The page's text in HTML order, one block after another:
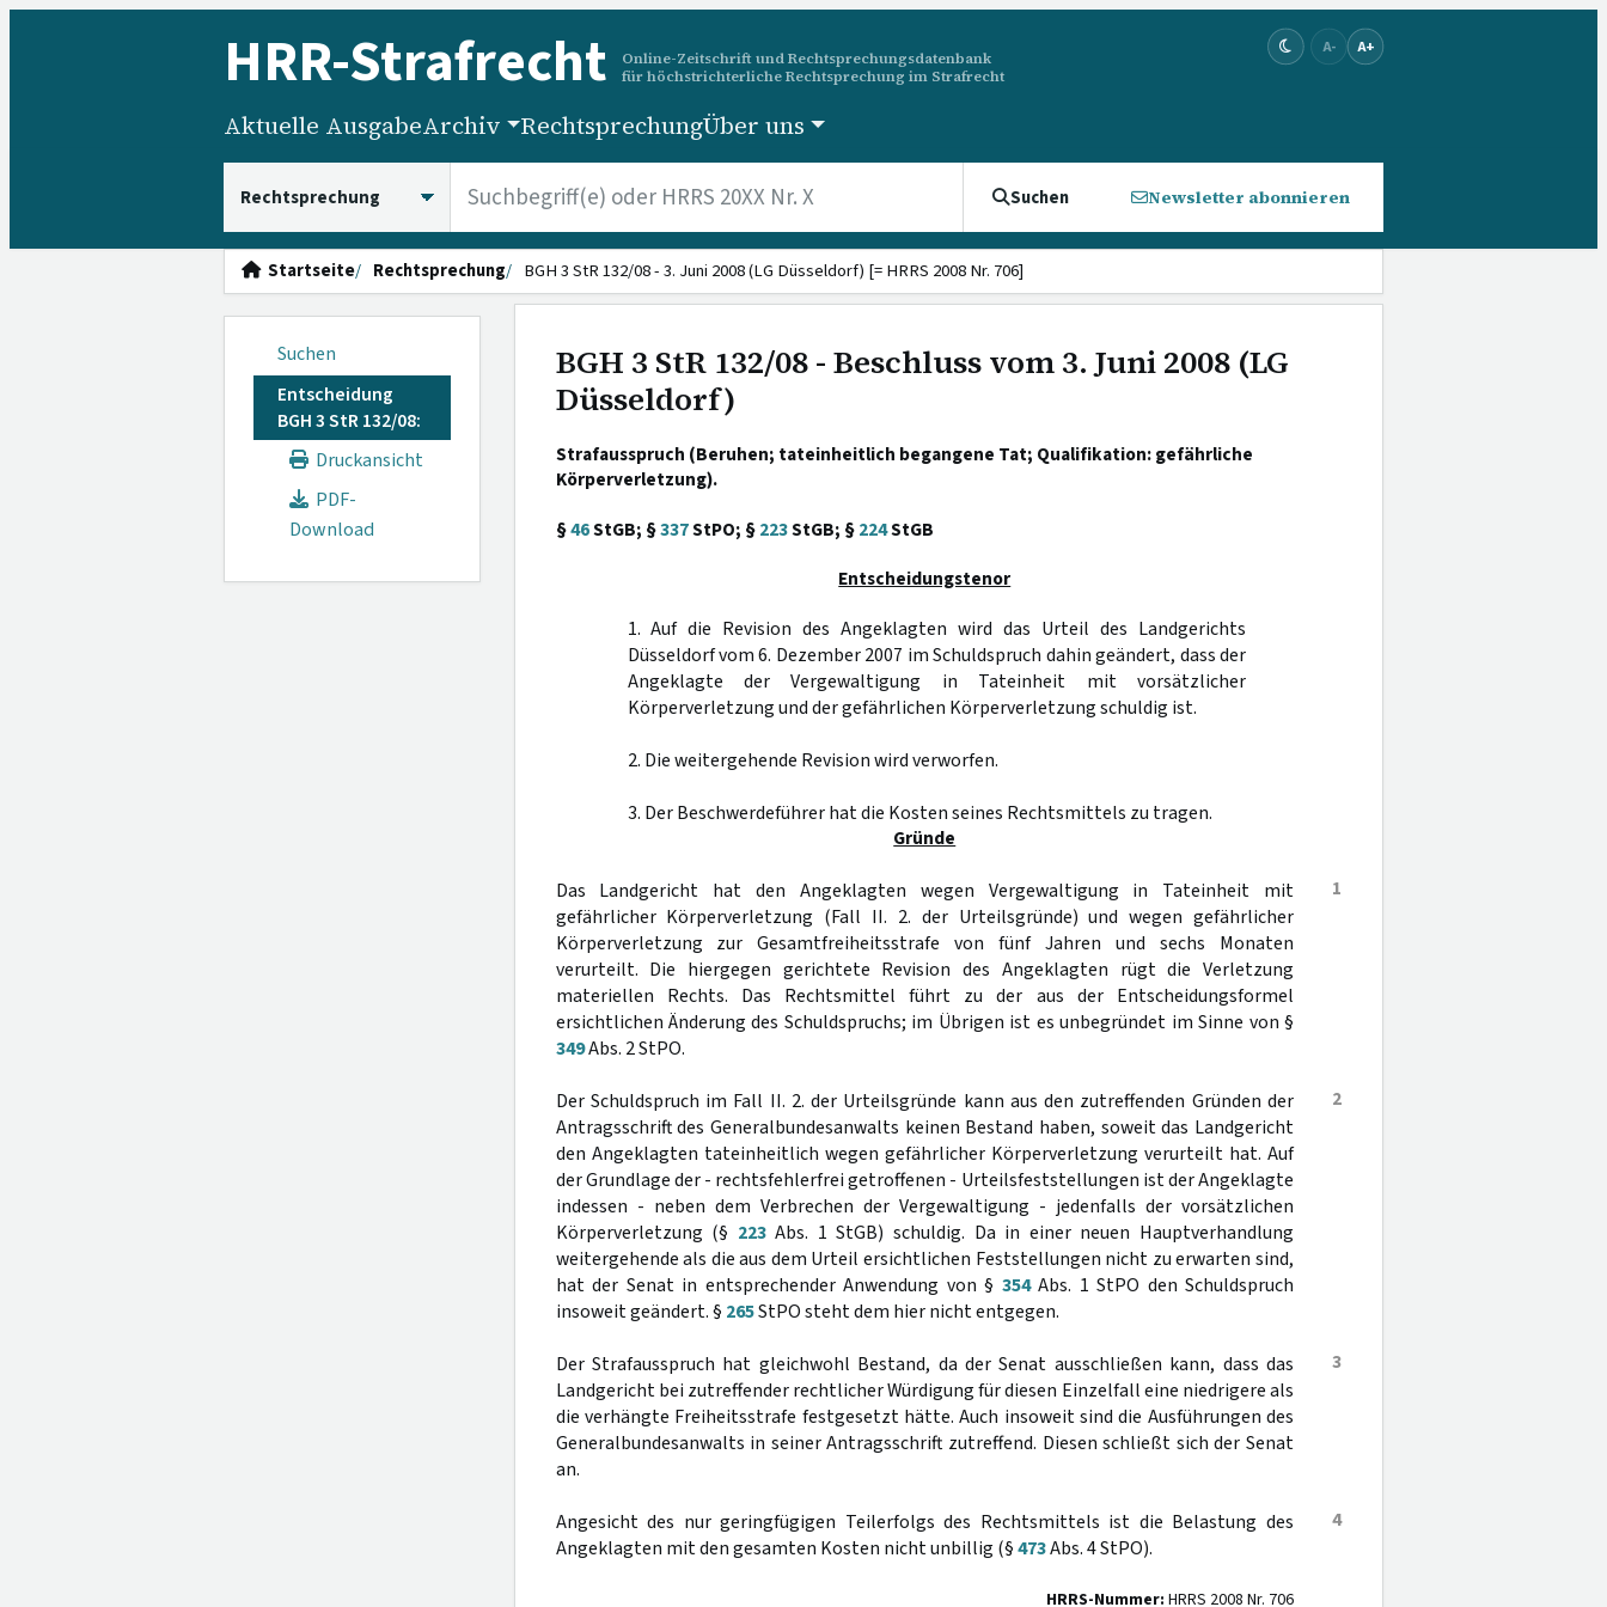
HRR-Strafrecht
Online-Zeitschrift und Rechtsprechungsdatenbank
für höchstrichterliche Rechtsprechung im Strafrecht
A- A+
Aktuelle AusgabeArchiv RechtsprechungÜber uns
Suchen Newsletter abonnieren
Startseite Rechtsprechung BGH 3 StR 132/08 - 3. Juni 2008 (LG Düsseldorf) [= HRRS 2008 Nr. 706]
Suchen
Entscheidung
BGH 3 StR 132/08:
Druckansicht
PDF-
Download
BGH 3 StR 132/08 - Beschluss vom 3. Juni 2008 (LG
Düsseldorf)
Strafausspruch (Beruhen; tateinheitlich begangene Tat; Qualifikation: gefährliche
Körperverletzung).
§46StGB; §337StPO; §223StGB; §224StGB
Entscheidungstenor
1. Auf die Revision des Angeklagten wird das Urteil des Landgerichts
Düsseldorf vom 6. Dezember 2007 im Schuldspruch dahin geändert, dass der
Angeklagte der Vergewaltigung in Tateinheit mit vorsätzlicher
Körperverletzung und der gefährlichen Körperverletzung schuldig ist.
2. Die weitergehende Revision wird verworfen.
3. Der Beschwerdeführer hat die Kosten seines Rechtsmittels zu tragen.
Gründe
1
Das Landgericht hat den Angeklagten wegen Vergewaltigung in Tateinheit mit
gefährlicher Körperverletzung (Fall II. 2. der Urteilsgründe) und wegen gefährlicher
Körperverletzung zur Gesamtfreiheitsstrafe von fünf Jahren und sechs Monaten
verurteilt. Die hiergegen gerichtete Revision des Angeklagten rügt die Verletzung
materiellen Rechts. Das Rechtsmittel führt zu der aus der Entscheidungsformel
ersichtlichen Änderung des Schuldspruchs; im Übrigen ist es unbegründet im Sinne von §
349Abs. 2 StPO.
2
Der Schuldspruch im Fall II. 2. der Urteilsgründe kann aus den zutreffenden Gründen der
Antragsschrift des Generalbundesanwalts keinen Bestand haben, soweit das Landgericht
den Angeklagten tateinheitlich wegen gefährlicher Körperverletzung verurteilt hat. Auf
der Grundlage der - rechtsfehlerfrei getroffenen - Urteilsfeststellungen ist der Angeklagte
indessen - neben dem Verbrechen der Vergewaltigung - jedenfalls der vorsätzlichen
Körperverletzung (§ 223Abs. 1 StGB) schuldig. Da in einer neuen Hauptverhandlung
weitergehende als die aus dem Urteil ersichtlichen Feststellungen nicht zu erwarten sind,
hat der Senat in entsprechender Anwendung von § 354Abs. 1 StPO den Schuldspruch
insoweit geändert. § 265StPO steht dem hier nicht entgegen.
3
Der Strafausspruch hat gleichwohl Bestand, da der Senat ausschließen kann, dass das
Landgericht bei zutreffender rechtlicher Würdigung für diesen Einzelfall eine niedrigere als
die verhängte Freiheitsstrafe festgesetzt hätte. Auch insoweit sind die Ausführungen des
Generalbundesanwalts in seiner Antragsschrift zutreffend. Diesen schließt sich der Senat
an.
4
Angesicht des nur geringfügigen Teilerfolgs des Rechtsmittels ist die Belastung des
Angeklagten mit den gesamten Kosten nicht unbillig (§473Abs. 4 StPO).
HRRS-Nummer: HRRS 2008 Nr. 706